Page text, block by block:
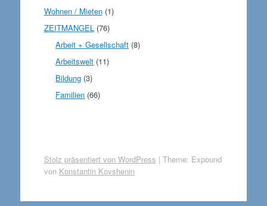
Wohnen / Mieten(1)
ZEITMANGEL(76)
Arbeit + Gesellschaft (8)
Arbeitswelt (11)
Bildung (3)
Familien (66)
Stolz präsentiert von WordPress | Theme: Expound
von Konstantin Kovshenin